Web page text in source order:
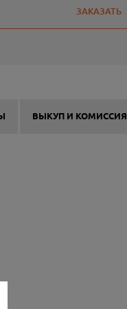
ЗАКАЗАТЬ
ВЫКУП И КОМИССИЯ